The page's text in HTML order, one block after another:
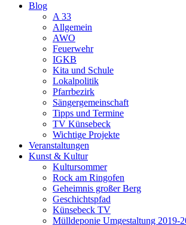
Blog
A 33
Allgemein
AWO
Feuerwehr
IGKB
Kita und Schule
Lokalpolitik
Pfarrbezirk
Sängergemeinschaft
Tipps und Termine
TV Künsebeck
Wichtige Projekte
Veranstaltungen
Kunst & Kultur
Kultursommer
Rock am Ringofen
Geheimnis großer Berg
Geschichtspfad
Künsebeck TV
Mülldeponie Umgestaltung 2019-